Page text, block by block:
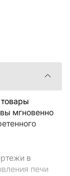
после их
все
Если у
мгновенно
в
печи